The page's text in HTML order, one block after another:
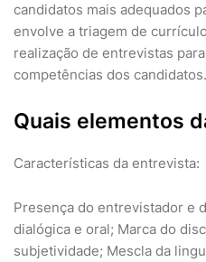
candidatos mais adequados
envolve a triagem de
realização de entrevistas
competências dos candidatos.
Quais elementos
Características da entrevista:
Presença do entrevistador e
dialógica e oral; Marca do
subjetividade; Mescla da